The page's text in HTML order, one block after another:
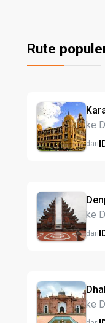
Rute
ke
dari
ke
dari
ke